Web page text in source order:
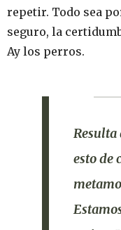
repetir. Todo sea
seguro, la
Ay los perros.
Resulta
esto de